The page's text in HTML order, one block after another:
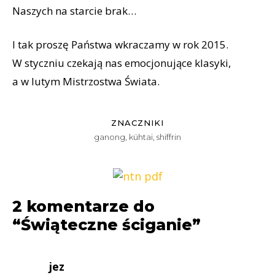
Naszych na starcie brak…
I tak proszę Państwa wkraczamy w rok 2015.
W styczniu czekają nas emocjonujące klasyki,
a w lutym Mistrzostwa Świata.
ZNACZNIKI
ganong kühtai shiffrin
2 komentarze do
“Świąteczne ściganie”
jez